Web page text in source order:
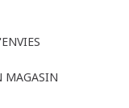
MAGASIN